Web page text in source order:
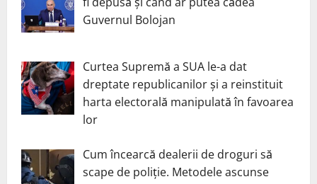
Guvernul Bolojan
Curtea Supremă a SUA le-a dat
dreptate republicanilor și a reinstituit
harta electorală manipulată în favoarea
lor
Cum încearcă dealerii de droguri să
scape de poliție. Metodele ascunse